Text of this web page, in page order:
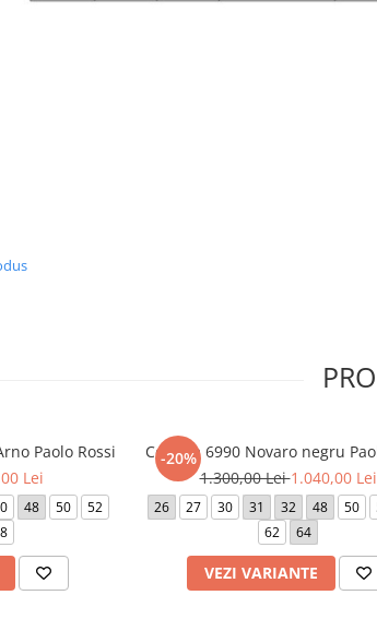
Paolo Rossi
Lei
48 50
52
-20%
Costum 6990 Novaro negru
1.300,00 Lei1.040,00 Lei
26 27 30 31 32 48 50
62
64
VEZI VARIANTE